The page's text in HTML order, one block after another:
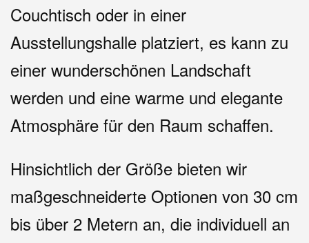
Couchtisch oder in einer
Ausstellungshalle platziert, es kann zu
einer wunderschönen Landschaft
werden und eine warme und elegante
Atmosphäre für den Raum schaffen.
Hinsichtlich der Größe bieten wir
maßgeschneiderte Optionen von 30 cm
bis über 2 Metern an, die individuell an